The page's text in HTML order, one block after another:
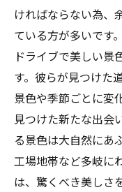
ければならない為、
ている方が多いです
ドライブで美しい景
す。彼らが見つけた
景色や季節ごとに変
見つけた新たな出会
る景色は大自然にあ
工場地帯など多岐に
は、驚くべき美しさ